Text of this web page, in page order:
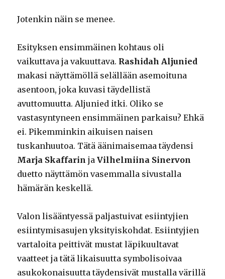
Jotenkin näin se menee.
Esityksen ensimmäinen kohtaus oli
vaikuttava ja vakuuttava. Rashidah Aljunied
makasi näyttämöllä selällään asemoituna
asentoon, joka kuvasi täydellistä
avuttomuutta. Aljunied itki. Oliko se
vastasyntyneen ensimmäinen parkaisu? Ehkä
ei. Pikemminkin aikuisen naisen
tuskanhuutoa. Tätä äänimaisemaa täydensi
Marja Skaffarin jaVilhelmiina Sinervon
duetto näyttämön vasemmalla sivustalla
hämärän keskellä.
Valon lisääntyessä paljastuivat esiintyjien
esiintymisasujen yksityiskohdat. Esiintyjien
vartaloita peittivät mustat läpikuultavat
vaatteet ja tätä likaisuutta symbolisoivaa
asukokonaisuutta täydensivät mustalla värillä